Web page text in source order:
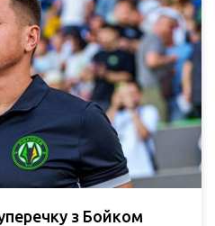
з Бойком